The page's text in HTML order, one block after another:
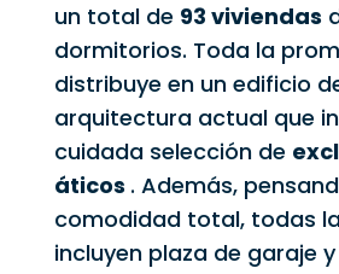
un total de 93 viviendas
dormitorios. Toda la
distribuye en un edificio
arquitectura actual que
cuidada selección de
áticos . Además,
comodidad total, todas
incluyen plaza de garaje